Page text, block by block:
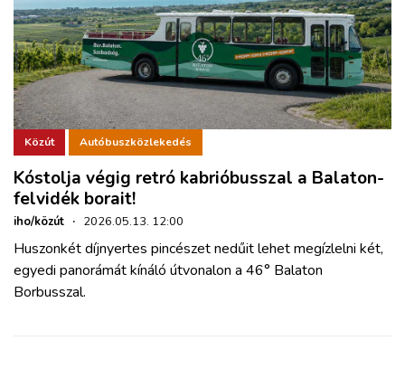
Közút Autóbuszközlekedés
Kóstolja végig retró kabrióbusszal a Balaton-
felvidék borait!
iho/közút · 2026.05.13. 12:00
Huszonkét díjnyertes pincészet nedűit lehet megízlelni két,
egyedi panorámát kínáló útvonalon a 46° Balaton
Borbusszal.